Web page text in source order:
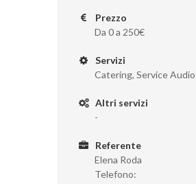
Prezzo
Da 0 a 250€
Servizi
Catering, Service
Altri servizi
-
Referente
Elena Roda
Telefono: